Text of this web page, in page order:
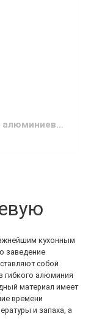
Фольга алюминиевая, марка сплава 8011, 44 см, 9 мкм (100 мет...
кухонным
заведение
собой
гибкого алюминия
материал имеет
времени
и запаха, а